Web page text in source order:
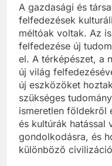
A gazdasági és
felfedezések
méltóak voltak. Az
felfedezése új
el. A térképészet, a
új világ
új eszközöket
szükséges
ismeretlen földekről
és kultúrák hatással
gondolkodásra, és
különböző